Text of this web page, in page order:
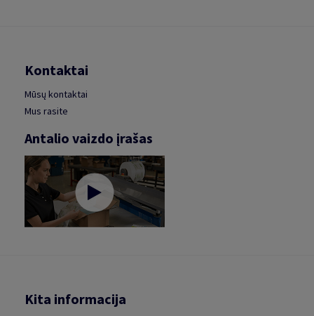
Kontaktai
Mūsų kontaktai
Mus rasite
Antalio vaizdo įrašas
Kita informacija